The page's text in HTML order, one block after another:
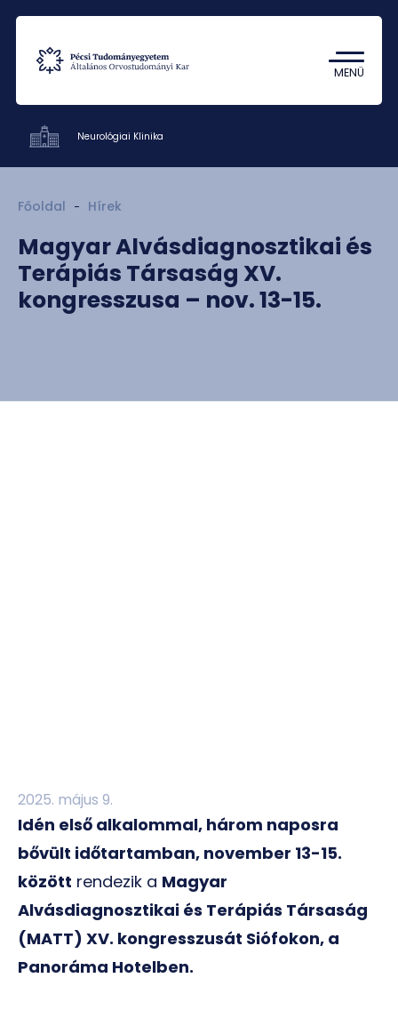
MENÜ
Tantárgykereső
Campus térkép
Kutatás
Munkatársak
Kapcsolat
Neurológiai Klinika
Főoldal Hírek
Magyar Alvásdiagnosztikai és
Terápiás Társaság XV.
kongresszusa – nov. 13-15.
2025. május 9.
Idén első alkalommal, három naposra
bővült időtartamban, november 13-15.
között rendezik a Magyar
Alvásdiagnosztikai és Terápiás Társaság
(MATT) XV. kongresszusát Siófokon, a
Panoráma Hotelben.